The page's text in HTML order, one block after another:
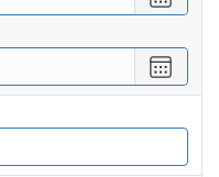
een
vanaf
een
tot